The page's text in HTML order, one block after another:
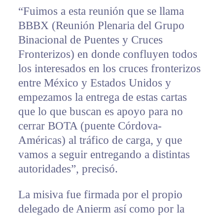
“Fuimos a esta reunión que se llama
BBBX (Reunión Plenaria del Grupo
Binacional de Puentes y Cruces
Fronterizos) en donde confluyen todos
los interesados en los cruces fronterizos
entre México y Estados Unidos y
empezamos la entrega de estas cartas
que lo que buscan es apoyo para no
cerrar BOTA (puente Córdova-
Américas) al tráfico de carga, y que
vamos a seguir entregando a distintas
autoridades”, precisó.
La misiva fue firmada por el propio
delegado de Anierm así como por la